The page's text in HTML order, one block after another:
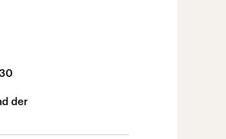
der